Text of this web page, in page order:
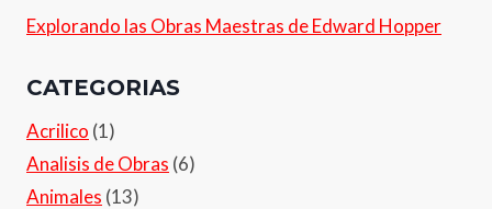
Explorando las Obras Maestras de Edward Hopper
CATEGORIAS
Acrilico (1)
Analisis de Obras (6)
Animales (13)